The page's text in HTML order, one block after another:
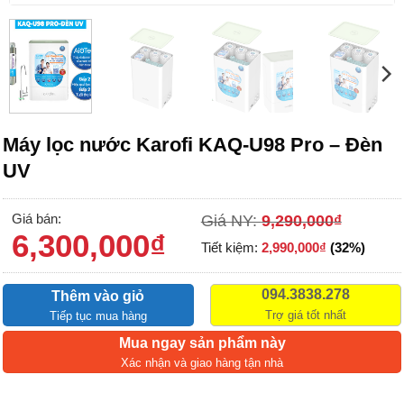
Máy lọc nước Karofi KAQ-U98 Pro – Đèn
UV
Giá bán:
6,300,000₫
Giá NY:9,290,000₫
Tiết kiệm: 2,990,000₫ (32%)
Thêm vào giỏ
Tiếp tục mua hàng
094.3838.278
Trợ giá tốt nhất
Mua ngay sản phẩm này
Xác nhận và giao hàng tận nhà